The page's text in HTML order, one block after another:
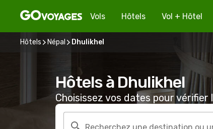
Vols Hôtels Vol + Hôtel
Hôtels Népal Dhulikhel
Hôtels à Dhulikhel
Choisissez vos dates pour